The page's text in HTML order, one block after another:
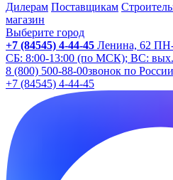
Дилерам Поставщикам
магазин
Выберите город
+7 (84545) 4-44-45 Ленина, 62 ПН-
СБ: 8:00-13:00 (по МСК); ВС: вых.
8 (800) 500-88-00звонок по
+7 (84545) 4-44-45